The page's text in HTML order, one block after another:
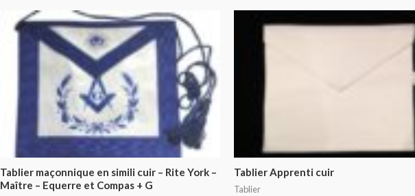
Tablier maçonnique en simili cuir – Rite York –
Maître – Equerre et Compas + G
Tablier Apprenti cuir
Tablier